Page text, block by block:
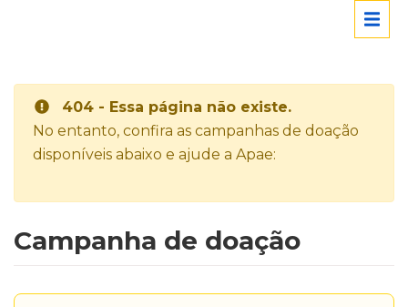
404 - Essa página não existe.
No entanto, confira as campanhas de doação
disponíveis abaixo e ajude a Apae:
Campanha de doação